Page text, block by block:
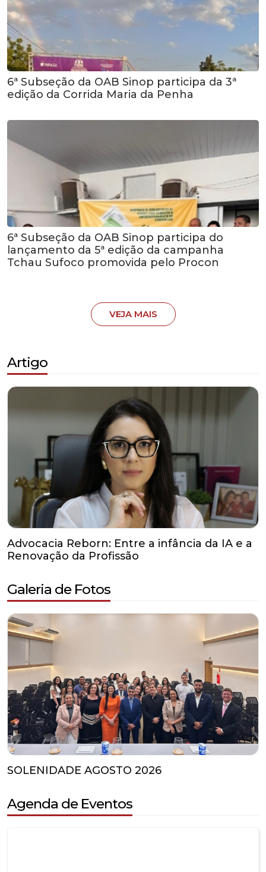
6ª Subseção da OAB Sinop participa da 3ª
edição da Corrida Maria da Penha
6ª Subseção da OAB Sinop participa do
lançamento da 5ª edição da campanha
Tchau Sufoco promovida pelo Procon
VEJA MAIS
Artigo
Advocacia Reborn: Entre a infância da IA e a
Renovação da Profissão
Galeria de Fotos
SOLENIDADE AGOSTO 2026
Agenda de Eventos